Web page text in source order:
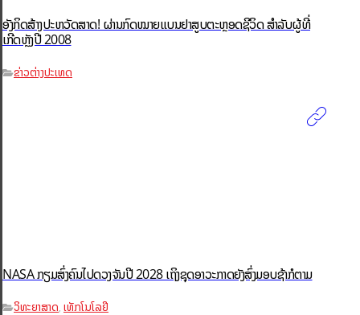
ອັງກິດສ້າງປະຫວັດສາດ! ຜ່ານກົດໝາຍແບນຢາສູບຕະຫຼອດຊີວິດ ສຳລັບຜູ້ທີ່
ເກີດຫຼັງປີ 2008
ຂ່າວຕ່າງປະເທດ
NASA ກຽມສົ່ງຄົນໄປດວງຈັນປີ 2028 ເຖິງຊຸດອາວະກາດຍັງສົ່ງມອບຊ້າກໍຕາມ
ວິທະຍາສາດ, ເທັກໂນໂລຢີ